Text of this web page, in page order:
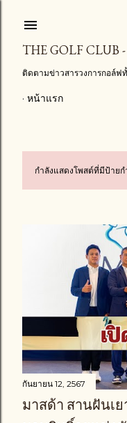
THE GOLF CLUB
ติดตามข่าวสารวงการกอล์ฟ
หน้าแรก
บ
า
ม
กำลังแสดงโพสต์ที่มีป้ายก
กันยายน 12, 2567
มาสด้า สานฝันเ